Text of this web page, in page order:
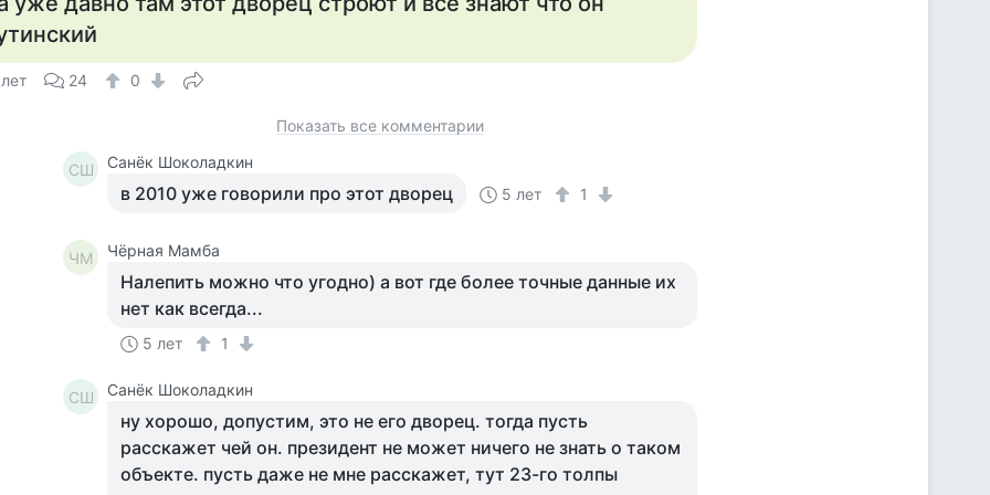
24 0
Показать все комментарии
СШ Санёк Шоколадкин
в 2010 уже говорили про этот дворец 5 лет 1
ЧМ Чёрная Мамба
Налепить можно что угодно) а вот где более точные данные их
нет как всегда...
5 лет 1
СШ Санёк Шоколадкин
ну хорошо, допустим, это не его дворец. тогда пусть
расскажет чей он. президент не может ничего не знать о таком
объекте. пусть даже не мне расскажет, тут 23-го толпы